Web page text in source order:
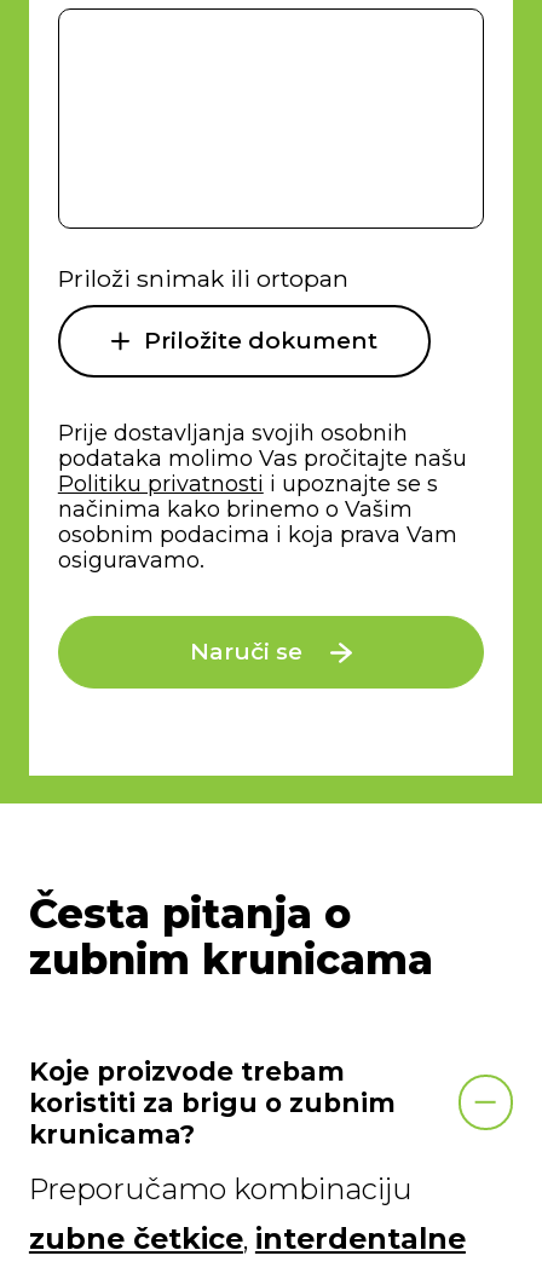
Priloži snimak ili ortopan
Priložite dokument
Prije dostavljanja svojih osobnih
podataka molimo Vas pročitajte našu
Politiku privatnosti i upoznajte se s
načinima kako brinemo o Vašim
osobnim podacima i koja prava Vam
osiguravamo.
Naruči se
Česta pitanja o
zubnim krunicama
Koje proizvode trebam
koristiti za brigu o zubnim
krunicama?
Preporučamo kombinaciju
zubne četkice, interdentalne